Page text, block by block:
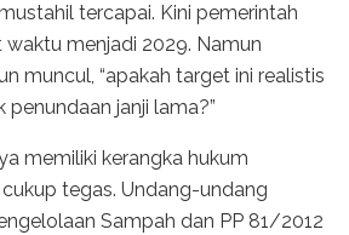
tercapai. Kini pemerintah
menjadi 2029. Namun
muncul, “apakah target ini realistis
janji lama?”
memiliki kerangka hukum
tegas. Undang-undang
Sampah dan PP 81/2012